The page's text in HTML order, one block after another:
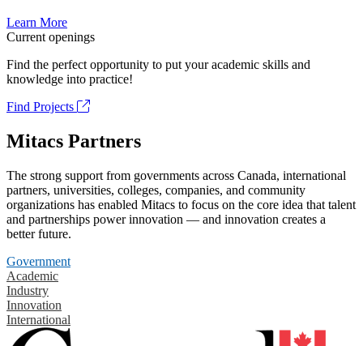
Learn More
Current openings
Find the perfect opportunity to put your academic skills and
knowledge into practice!
Find Projects
Mitacs Partners
The strong support from governments across Canada, international
partners, universities, colleges, companies, and community
organizations has enabled Mitacs to focus on the core idea that talent
and partnerships power innovation — and innovation creates a
better future.
Government
Academic
Industry
Innovation
International